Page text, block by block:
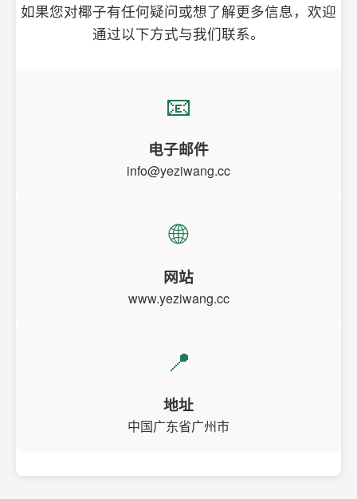
如果您对椰子有任何疑问或想了解更多信息，欢迎
通过以下方式与我们联系。
📧
电子邮件
info@yeziwang.cc
🌐
网站
www.yeziwang.cc
📍
地址
中国广东省广州市